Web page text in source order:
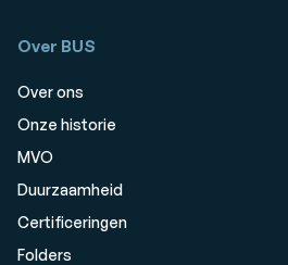
Over BUS
Over ons
Onze historie
MVO
Duurzaamheid
Certificeringen
Folders